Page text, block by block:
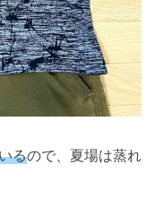
るので、夏場は蒸れ